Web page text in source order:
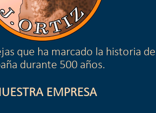
que ha marcado la historia de
durante 500 años.
EMPRESA